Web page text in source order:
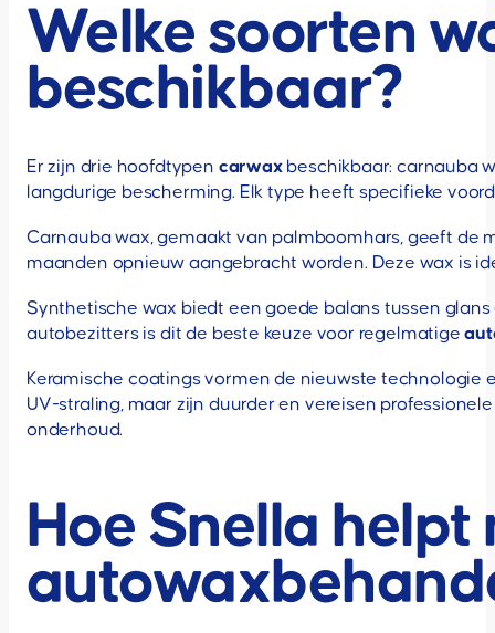
Welke soorten
beschikbaar?
Er zijn drie hoofdtypen carwaxbeschikbaar: carnauba
langdurige bescherming. Elk type heeft specifieke
Carnauba wax, gemaakt van palmboomhars, geeft de
maanden opnieuw aangebracht worden. Deze wax is
Synthetische wax biedt een goede balans tussen
autobezitters is dit de beste keuze voor regelmatige
Keramische coatings vormen de nieuwste technologie
UV-straling, maar zijn duurder en vereisen
onderhoud.
Hoe Snella